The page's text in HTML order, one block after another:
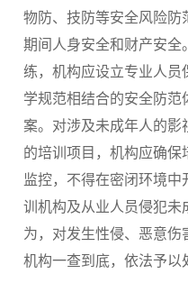
物防、技防等安全风险防
期间人身安全和财产安全
练，机构应设立专业人员
学规范相结合的安全防范
案。对涉及未成年人的影
的培训项目，机构应确保
监控，不得在密闭环境中
训机构及从业人员侵犯未
为，对发生性侵、恶意伤
机构一查到底，依法予以